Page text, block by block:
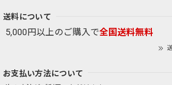
送料について
5,000円以上のご購入で全国送料無料
お支払い方法について